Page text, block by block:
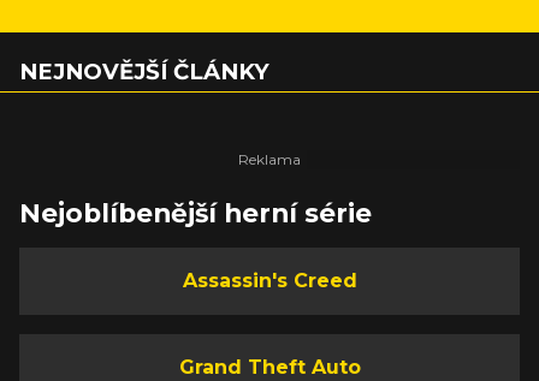
NEJNOVĚJŠÍ ČLÁNKY
Nejoblíbenější herní série
Assassin's Creed
Grand Theft Auto